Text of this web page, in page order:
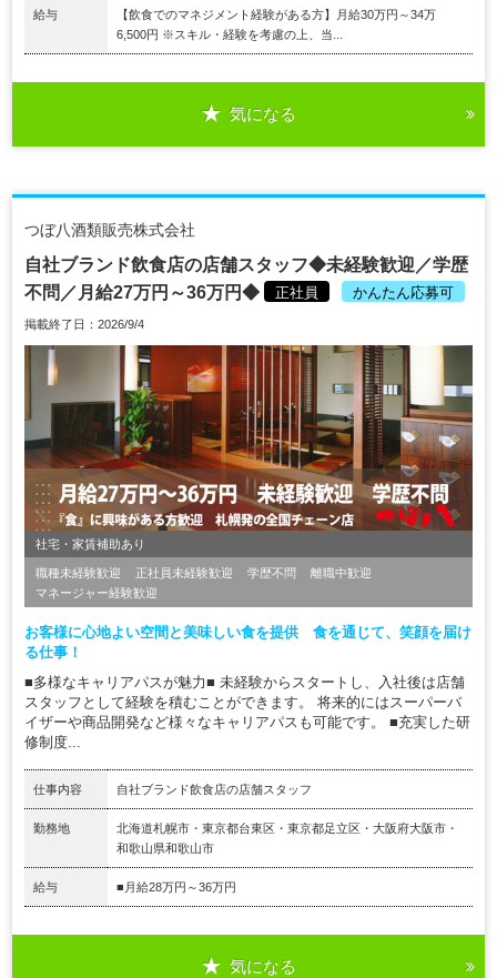
給与
【飲食でのマネジメント経験がある方】月給30万円～34万
6,500円 ※スキル・経験を考慮の上、当...
気になる
つぼ八酒類販売株式会社
自社ブランド飲食店の店舗スタッフ◆未経験歓迎／学歴
不問／月給27万円～36万円◆
正社員 かんたん応募可
掲載終了日：2026/9/4
社宅・家賃補助あり
職種未経験歓迎 正社員未経験歓迎 学歴不問
離職中歓迎
マネージャー経験歓迎
お客様に心地よい空間と美味しい食を提供 食を通じて、笑顔を届け
る仕事！
■多様なキャリアパスが魅力■ 未経験からスタートし、入社後は店舗
スタッフとして経験を積むことができます。 将来的にはスーパーバ
イザーや商品開発など様々なキャリアパスも可能です。 ■充実した研
修制度...
仕事内容 自社ブランド飲食店の店舗スタッフ
勤務地
北海道札幌市・東京都台東区・東京都足立区・大阪府大阪市・
和歌山県和歌山市
給与 ■月給28万円～36万円
気になる